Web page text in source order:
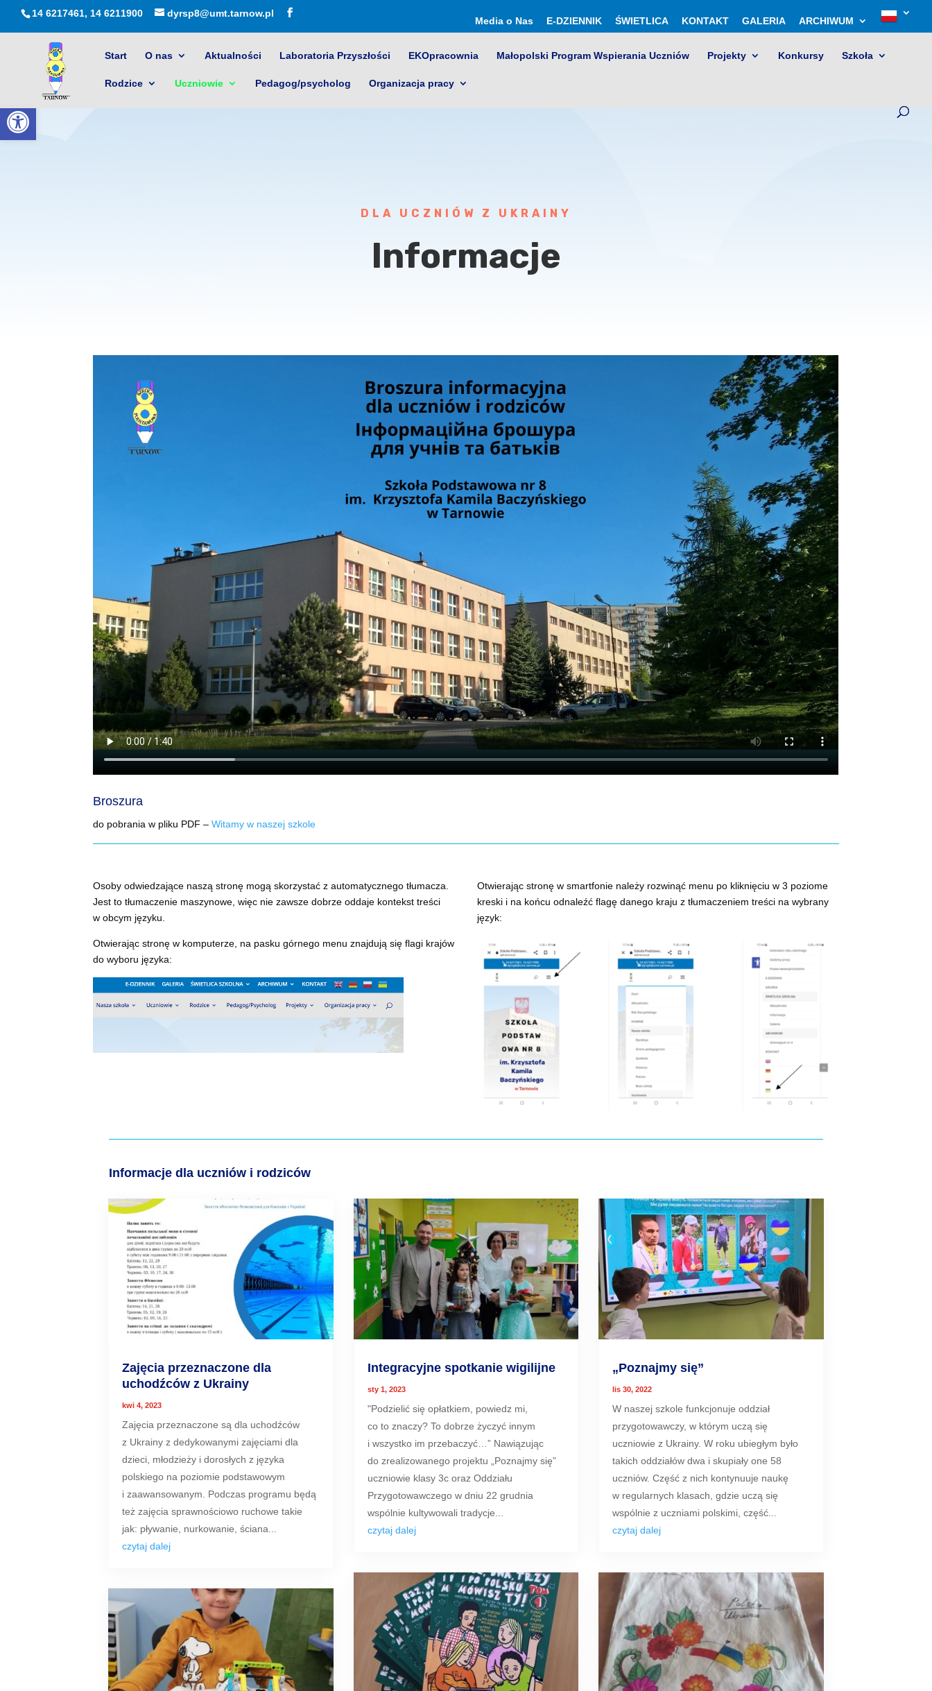
Otwórz pasek narzędzi
14 6217461, 14 6211900 dyrsp8@umt.tarnow.pl
Media o Nas E-DZIENNIK ŚWIETLICA KONTAKT GALERIA ARCHIWUM
Start O nas Aktualności Laboratoria Przyszłości EKOpracownia Małopolski Program Wspierania Uczniów Projekty Konkursy Szkoła
Rodzice Uczniowie Pedagog/psycholog Organizacja pracy
DLA UCZNIÓW Z UKRAINY
Informacje
Broszura
do pobrania w pliku PDF –Witamy w naszej szkole
Osoby odwiedzające naszą stronę mogą skorzystać z automatycznego tłumacza.
Jest to tłumaczenie maszynowe, więc nie zawsze dobrze oddaje kontekst treści
w obcym języku.
Otwierając stronę w komputerze, na pasku górnego menu znajdują się flagi krajów
do wyboru języka:
Otwierając stronę w smartfonie należy rozwinąć menu po kliknięciu w 3 poziome
kreski i na końcu odnaleźć flagę danego kraju z tłumaczeniem treści na wybrany
język:
Informacje dla uczniów i rodziców
Zajęcia przeznaczone dla
uchodźców z Ukrainy
kwi 4, 2023
Zajęcia przeznaczone są dla uchodźców
z Ukrainy z dedykowanymi zajęciami dla
dzieci, młodzieży i dorosłych z języka
polskiego na poziomie podstawowym
i zaawansowanym. Podczas programu będą
też zajęcia sprawnościowo ruchowe takie
jak: pływanie, nurkowanie, ściana...
czytaj dalej
Integracyjne spotkanie wigilijne
sty 1, 2023
"Podzielić się opłatkiem, powiedz mi,
co to znaczy? To dobrze życzyć innym
i wszystko im przebaczyć…” Nawiązując
do zrealizowanego projektu „Poznajmy się”
uczniowie klasy 3c oraz Oddziału
Przygotowawczego w dniu 22 grudnia
wspólnie kultywowali tradycje...
czytaj dalej
„Poznajmy się”
lis 30, 2022
W naszej szkole funkcjonuje oddział
przygotowawczy, w którym uczą się
uczniowie z Ukrainy. W roku ubiegłym było
takich oddziałów dwa i skupiały one 58
uczniów. Część z nich kontynuuje naukę
w regularnych klasach, gdzie uczą się
wspólnie z uczniami polskimi, część...
czytaj dalej